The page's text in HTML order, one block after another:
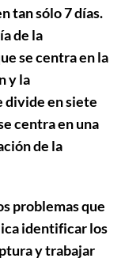
tan sólo 7 días.
de la
se centra en la
y la
divide en siete
centra en una
de la
problemasque
identificar los
y trabajar